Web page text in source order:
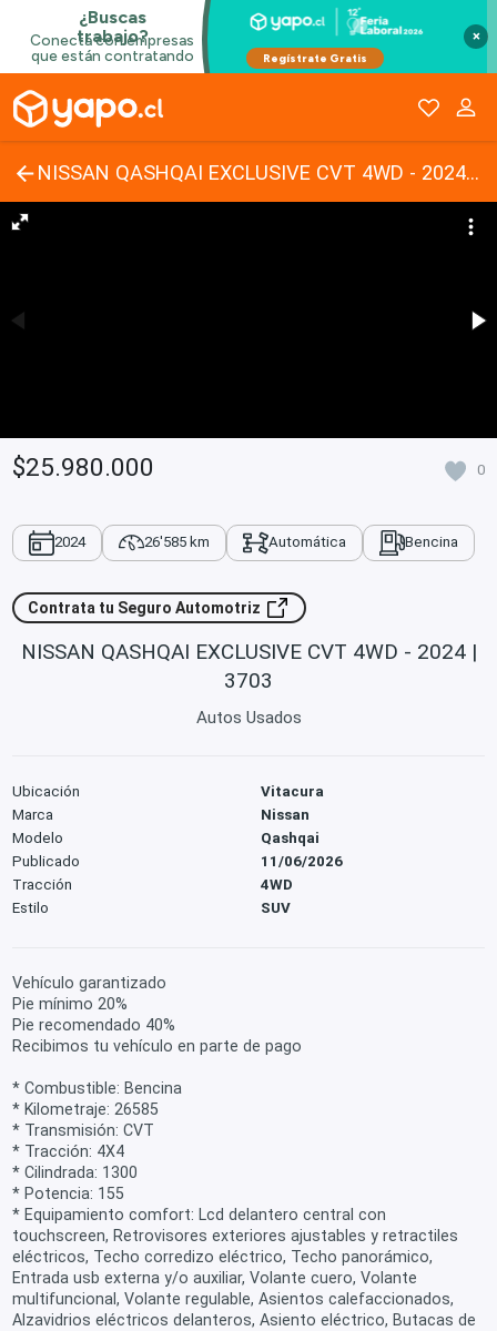
×
NISSAN QASHQAI EXCLUSIVE CVT 4WD - 2024 | 3703
$25.980.000 0
2024 26'585 km Automática Bencina
Contrata tu Seguro Automotriz
NISSAN QASHQAI EXCLUSIVE CVT 4WD - 2024 |
3703
Autos Usados
Ubicación
Vitacura
Marca
Nissan
Modelo
Qashqai
Publicado
11/06/2026
Tracción
4WD
Estilo
SUV
Vehículo garantizado
Pie mínimo 20%
Pie recomendado 40%
Recibimos tu vehículo en parte de pago
* Combustible: Bencina
* Kilometraje: 26585
* Transmisión: CVT
* Tracción: 4X4
* Cilindrada: 1300
* Potencia: 155
* Equipamiento comfort: Lcd delantero central con
touchscreen, Retrovisores exteriores ajustables y retractiles
eléctricos, Techo corredizo eléctrico, Techo panorámico,
Entrada usb externa y/o auxiliar, Volante cuero, Volante
multifuncional, Volante regulable, Asientos calefaccionados,
Alzavidrios eléctricos delanteros, Asiento eléctrico, Butacas de